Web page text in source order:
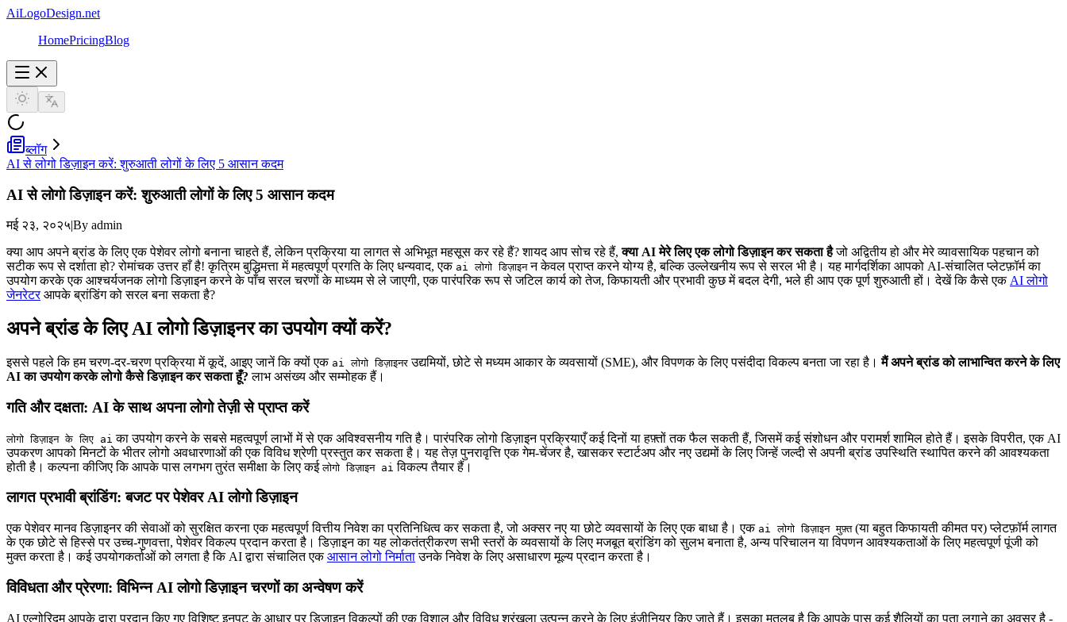
AiLogoDesign.net
HomePricingBlog
ब्लॉग
AI से लोगो डिज़ाइन करें: शुरुआती लोगों के लिए 5 आसान कदम
AI से लोगो डिज़ाइन करें: शुरुआती लोगों के लिए 5 आसान कदम
मई २३, २०२५|By admin
क्या आप अपने ब्रांड के लिए एक पेशेवर लोगो बनाना चाहते हैं, लेकिन प्रक्रिया या लागत से अभिभूत महसूस कर रहे हैं? शायद आप सोच रहे हैं,क्या AI मेरे लिए एक लोगो डिज़ाइन कर सकता हैजो अद्वितीय हो और मेरे व्यावसायिक पहचान को
सटीक रूप से दर्शाता हो? रोमांचक उत्तर हाँ है! कृत्रिम बुद्धिमत्ता में महत्वपूर्ण प्रगति के लिए धन्यवाद, एक ai लोगो डिज़ाइनन केवल प्राप्त करने योग्य है, बल्कि उल्लेखनीय रूप से सरल भी है। यह मार्गदर्शिका आपको AI-संचालित प्लेटफ़ॉर्म का
उपयोग करके एक आश्चर्यजनक लोगो डिज़ाइन करने के पाँच सरल चरणों के माध्यम से ले जाएगी, एक पारंपरिक रूप से जटिल कार्य को तेज, किफायती और प्रभावी कुछ में बदल देगी, भले ही आप एक पूर्ण शुरुआती हों। देखें कि कैसे एकAI लोगो
जेनरेटरआपके ब्रांडिंग को सरल बना सकता है?
अपने ब्रांड के लिए AI लोगो डिज़ाइनर का उपयोग क्यों करें?
इससे पहले कि हम चरण-दर-चरण प्रक्रिया में कूदें, आइए जानें कि क्यों एक ai लोगो डिज़ाइनर उद्यमियों, छोटे से मध्यम आकार के व्यवसायों (SME), और विपणक के लिए पसंदीदा विकल्प बनता जा रहा है।मैं अपने ब्रांड को लाभान्वित करने के लिए
AI का उपयोग करके लोगो कैसे डिज़ाइन कर सकता हूँ? लाभ असंख्य और सम्मोहक हैं।
गति और दक्षता: AI के साथ अपना लोगो तेज़ी से प्राप्त करें
लोगो डिज़ाइन के लिए ai का उपयोग करने के सबसे महत्वपूर्ण लाभों में से एक अविश्वसनीय गति है। पारंपरिक लोगो डिज़ाइन प्रक्रियाएँ कई दिनों या हफ़्तों तक फैल सकती हैं, जिसमें कई संशोधन और परामर्श शामिल होते हैं। इसके विपरीत, एक AI
उपकरण आपको मिनटों के भीतर लोगो अवधारणाओं की एक विविध श्रेणी प्रस्तुत कर सकता है। यह तेज़ पुनरावृत्ति एक गेम-चेंजर है, खासकर स्टार्टअप और नए उद्यमों के लिए जिन्हें जल्दी से अपनी ब्रांड उपस्थिति स्थापित करने की आवश्यकता
होती है। कल्पना कीजिए कि आपके पास लगभग तुरंत समीक्षा के लिए कईलोगो डिज़ाइन ai विकल्प तैयार हैं।
लागत प्रभावी ब्रांडिंग: बजट पर पेशेवर AI लोगो डिज़ाइन
एक पेशेवर मानव डिज़ाइनर की सेवाओं को सुरक्षित करना एक महत्वपूर्ण वित्तीय निवेश का प्रतिनिधित्व कर सकता है, जो अक्सर नए या छोटे व्यवसायों के लिए एक बाधा है। एक ai लोगो डिज़ाइन मुफ़्त(या बहुत किफायती कीमत पर) प्लेटफ़ॉर्म लागत
के एक छोटे से हिस्से पर उच्च-गुणवत्ता, पेशेवर विकल्प प्रदान करता है। डिज़ाइन का यह लोकतंत्रीकरण सभी स्तरों के व्यवसायों के लिए मजबूत ब्रांडिंग को सुलभ बनाता है, अन्य परिचालन या विपणन आवश्यकताओं के लिए महत्वपूर्ण पूंजी को
मुक्त करता है। कई उपयोगकर्ताओं को लगता है कि AI द्वारा संचालित एकआसान लोगो निर्माताउनके निवेश के लिए असाधारण मूल्य प्रदान करता है।
विविधता और प्रेरणा: विभिन्न AI लोगो डिज़ाइन चरणों का अन्वेषण करें
AI एल्गोरिदम आपके द्वारा प्रदान किए गए विशिष्ट इनपुट के आधार पर डिज़ाइन विकल्पों की एक विशाल और विविध श्रृंखला उत्पन्न करने के लिए इंजीनियर किए जाते हैं। इसका मतलब है कि आपके पास कई शैलियों का पता लगाने का अवसर है -